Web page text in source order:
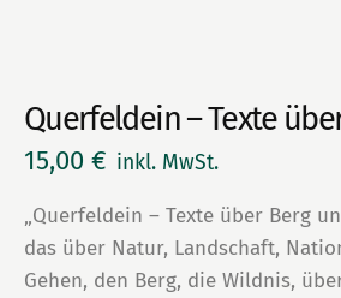
Querfeldein – Texte
15,00 € inkl. MwSt.
„Querfeldein – Texte über Berg
das über Natur, Landschaft,
Gehen, den Berg, die Wildnis,